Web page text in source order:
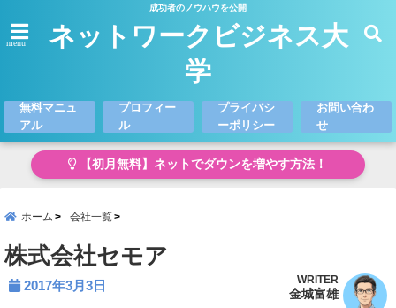
成功者のノウハウを公開
menu
ネットワークビジネス大
学
無料マニュ
アル
プロフィー
ル
プライバシ
ーポリシー
お問い合わ
せ
【初月無料】ネットでダウンを増やす方法！
ホーム 会社一覧
株式会社セモア
2017年3月3日 WRITER
金城富雄